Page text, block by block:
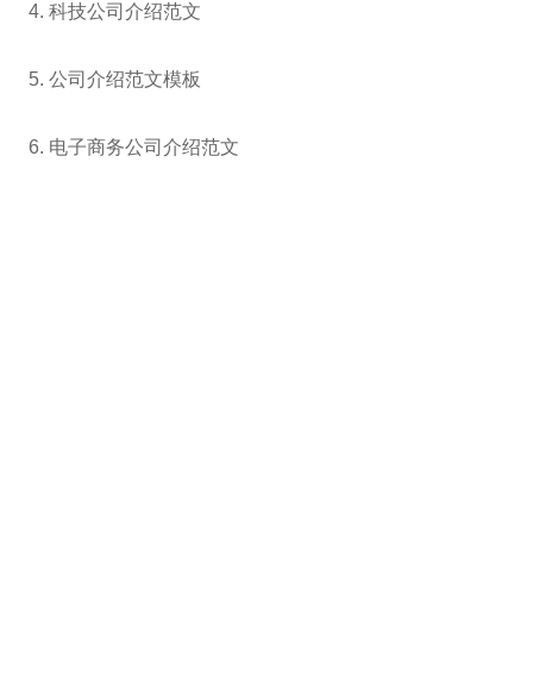
4. 科技公司介绍范文
5. 公司介绍范文模板
6. 电子商务公司介绍范文